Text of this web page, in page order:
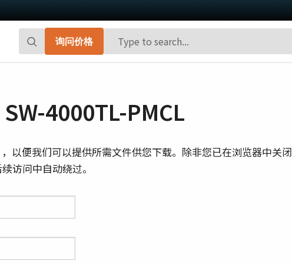
询问价格
系统的CMOS区域扫描相机。
高帧率和前沿的传感器技术。
系列
先进的面阵扫描相机，能够提供高分辨
、高帧率和高图像质量。
Fusion系列
多传感器多光谱面阵扫描相机，具备适用
于专业成像应用的独特功能。
制搭载有两个或三个传感器的多光谱
3-CMOS棱镜式RGB面阵扫描相机，能够比
SW-4000TL-PMCL
以便我们可以提供所需文件供您下载。除非您已在浏览器中关闭
访问中自动绕过。